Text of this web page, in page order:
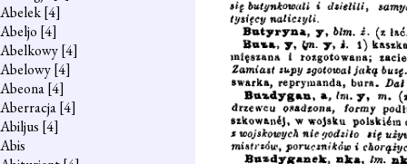
Abelek[4]
Abeljo [4]
Abelkowy[4]
Abelowy[4]
Abeona[4]
Aberracja[4]
Abiljus [4]
Abis